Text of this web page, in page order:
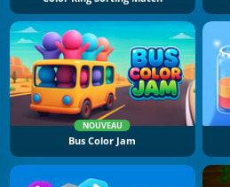
NOUVEAU
Bus Color Jam